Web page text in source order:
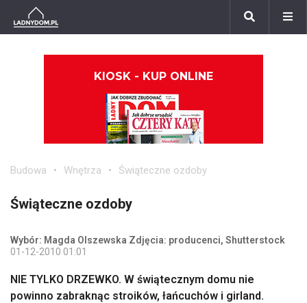
KIOSK - KUP ONLINE
Budowa Wnętrza Świąteczne ozdoby
Świąteczne ozdoby
Wybór: Magda Olszewska Zdjęcia: producenci, Shutterstock
01-12-2010 01:01
NIE TYLKO DRZEWKO. W świątecznym domu nie
powinno zabraknąc stroików, łańcuchów i girland.